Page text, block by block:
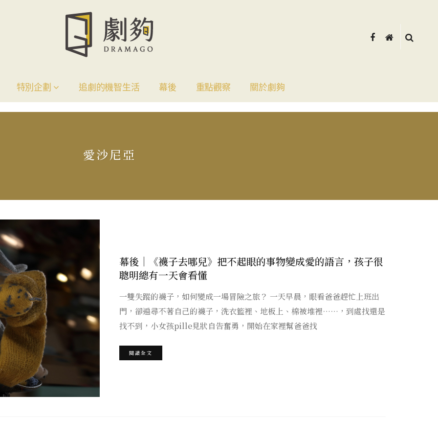
特別企劃 追劇的機智生活 幕後 重點觀察 關於劇夠
愛沙尼亞
幕後｜《襪子去哪兒》把不起眼的事物變成愛的語言，孩子很
聰明總有一天會看懂
一雙失蹤的襪子，如何變成一場冒險之旅？ 一天早晨，眼看爸爸趕忙上班出
門，卻遍尋不著自己的襪子，洗衣籃裡、地板上、棉被堆裡……，到處找還是
找不到，小女孩pille見狀自告奮勇，開始在家裡幫爸爸找
閱讀全文